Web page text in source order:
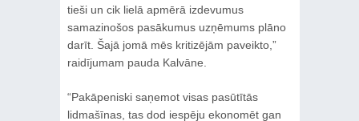
tieši un cik lielā apmērā izdevumus
samazinošos pasākumus uzņēmums plāno
darīt. Šajā jomā mēs kritizējām paveikto,”
raidījumam pauda Kalvāne.
“Pakāpeniski saņemot visas pasūtītās
lidmašīnas, tas dod iespēju ekonomēt gan